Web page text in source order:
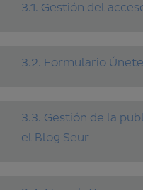
3.1. Gestión del
3.2. Formulario
3.3. Gestión de la
el Blog Seur